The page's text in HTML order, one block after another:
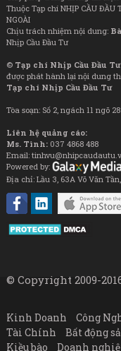
Thuộc Tạp chí NHỊP CẦU ĐẦU
NGOÀI
Chịu trách nhiệm nội dung:
Nhịp Cầu Đầu Tư
© Tạp chí Nhịp Cầu Đầu Tư
được phát hành lại nội dung
Tạp chí Nhịp Cầu Đầu Tư
Tòa soạn: Số 2, ngách 11 ngõ
Liên hệ quảng cáo:
Ms. Tình: 037 4868 488
Email:
Powered by:
Địa chỉ: Lầu 3, 63A Võ Văn Tần,
© Copyright 2009-
Kinh Doanh Công
Tài Chính
Bất động
Kiều bào
Doanh